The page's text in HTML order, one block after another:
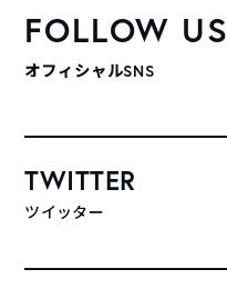
FOLLOW US
オフィシャルSNS
TWITTER
ツイッター